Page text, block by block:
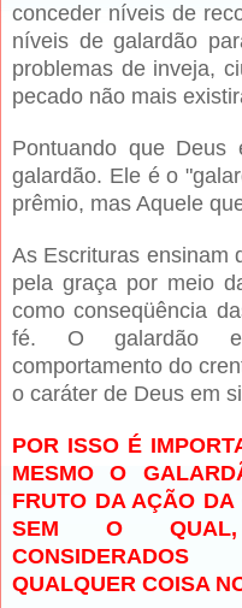
conceder níveis de
níveis de galardão
problemas de inveja,
pecado não mais
Pontuando que
galardão. Ele é o
prêmio, mas Aquele
As Escrituras ensinam
pela graça por meio
como conseqüência
fé. O galardão
comportamento do
o caráter de Deus em
POR ISSO É
MESMO O
FRUTO DA AÇÃO
SEM O QUAL,
QUALQUER COISA